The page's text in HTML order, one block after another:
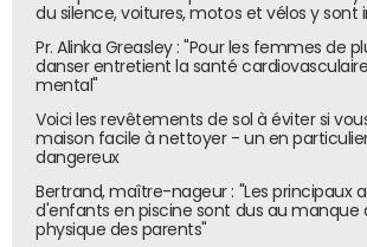
affirmant qu'il fallait "corriger" la réforme,
"mesures de justice fiscale, à un niveau
qu'avait prévu Michel Barnier", le soutien
renoncement aux 4000 suppressions
dans l'Éducation nationale. Il a
"se mettre clairement à distance du RN".
Bercy pourrait maintenir la taxation sur
d'action, prévue au budget Barnier, et
du silence, voitures, motos et vélos y sont
Pr. Alinka Greasley : "Pour les femmes de
danser entretient la santé
mental"
Voici les revêtements de sol à éviter si
maison facile à nettoyer - un en
dangereux
Bertrand, maître-nageur : "Les principaux
d'enfants en piscine sont dus au manque
physique des parents"